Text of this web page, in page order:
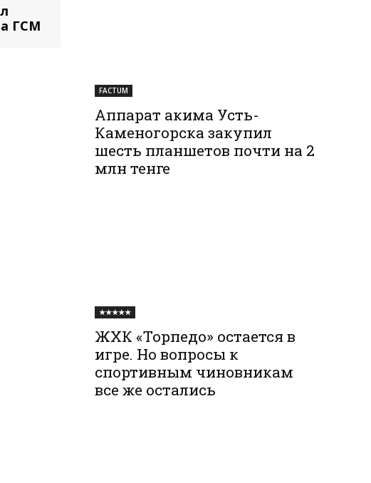
ГСМ
FACTUM
Аппарат акима Усть-
Каменогорска закупил
шесть планшетов почти на 2
млн тенге
★★★★★
ЖХК «Торпедо» остается в
игре. Но вопросы к
спортивным чиновникам
все же остались